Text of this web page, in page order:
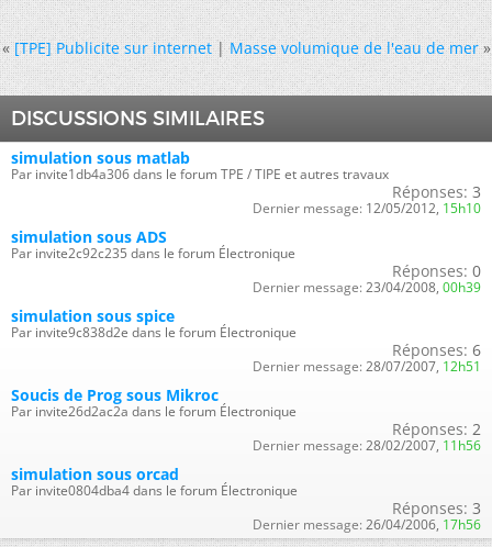
« [TPE] Publicite sur internet|Masse volumique de l'eau de mer »
DISCUSSIONS SIMILAIRES
simulation sous matlab
Par invite1db4a306 dans le forum TPE / TIPE et autres travaux
Réponses: 3
Dernier message: 12/05/2012, 15h10
simulation sous ADS
Par invite2c92c235 dans le forum Électronique
Réponses: 0
Dernier message: 23/04/2008, 00h39
simulation sous spice
Par invite9c838d2e dans le forum Électronique
Réponses: 6
Dernier message: 28/07/2007, 12h51
Soucis de Prog sous Mikroc
Par invite26d2ac2a dans le forum Électronique
Réponses: 2
Dernier message: 28/02/2007, 11h56
simulation sous orcad
Par invite0804dba4 dans le forum Électronique
Réponses: 3
Dernier message: 26/04/2006, 17h56